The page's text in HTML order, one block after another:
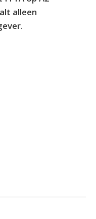
alleen